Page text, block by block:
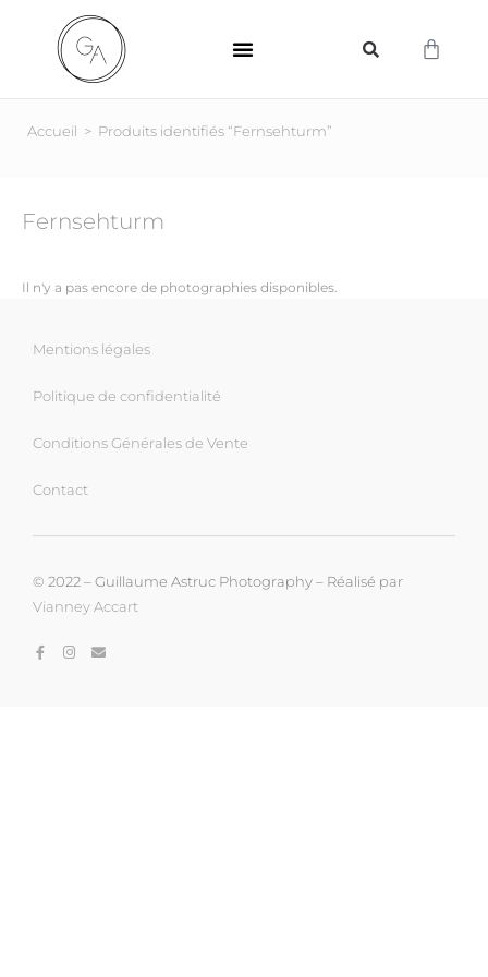
Accueil > Produits identifiés “Fernsehturm”
Fernsehturm
Il n'y a pas encore de photographies disponibles.
Mentions légales
Politique de confidentialité
Conditions Générales de Vente
Contact
© 2022 – Guillaume Astruc Photography – Réalisé par
Vianney Accart